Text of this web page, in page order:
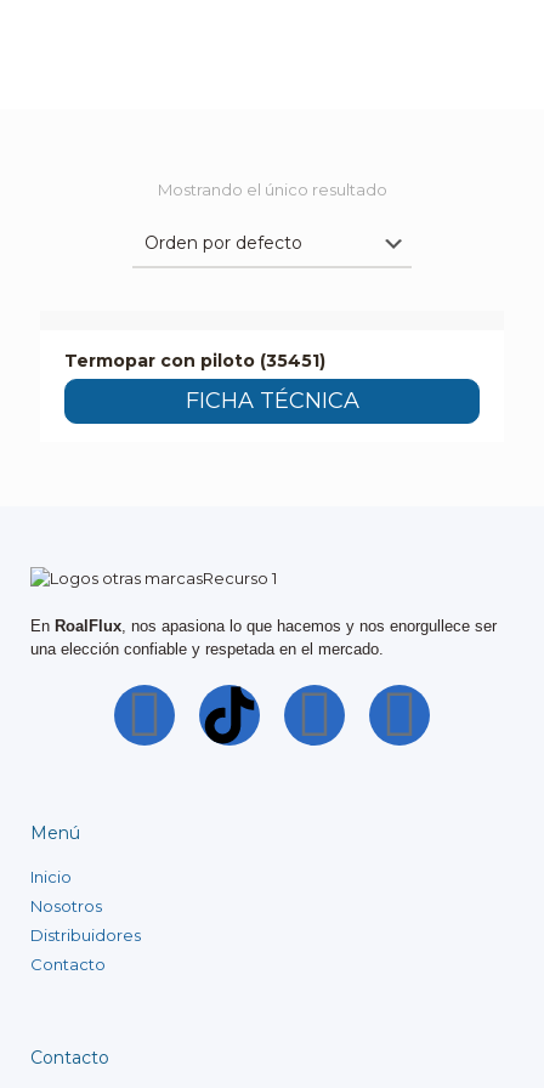
Mostrando el único resultado
Termopar con piloto (35451)
FICHA TÉCNICA
En RoalFlux, nos apasiona lo que hacemos y nos enorgullece ser
una elección confiable y respetada en el mercado.
Menú
Inicio
Nosotros
Distribuidores
Contacto
Contacto